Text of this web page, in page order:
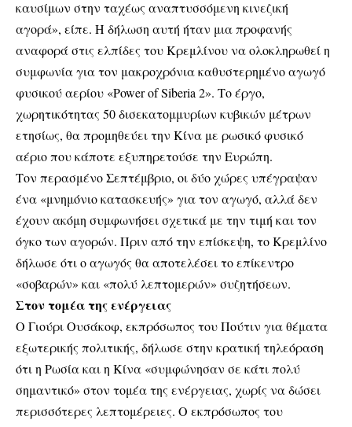
καυσίμων στην ταχέως αναπτυσσόμενη κινεζική
αγορά», είπε. Η δήλωση αυτή ήταν μια προφανής
αναφορά στις ελπίδες του Κρεμλίνου να ολοκληρωθεί η
συμφωνία για τον μακροχρόνια καθυστερημένο αγωγό
φυσικού αερίου «Power of Siberia 2». Το έργο,
χωρητικότητας 50 δισεκατομμυρίων κυβικών μέτρων
ετησίως, θα προμηθεύει την Κίνα με ρωσικό φυσικό
αέριο που κάποτε εξυπηρετούσε την Ευρώπη.
Τον περασμένο Σεπτέμβριο, οι δύο χώρες υπέγραψαν
ένα «μνημόνιο κατασκευής» για τον αγωγό, αλλά δεν
έχουν ακόμη συμφωνήσει σχετικά με την τιμή και τον
όγκο των αγορών. Πριν από την επίσκεψη, το Κρεμλίνο
δήλωσε ότι ο αγωγός θα αποτελέσει το επίκεντρο
«σοβαρών» και «πολύ λεπτομερών» συζητήσεων.
Στον τομέα της ενέργειας
Ο Γιούρι Ουσάκοφ, εκπρόσωπος του Πούτιν για θέματα
εξωτερικής πολιτικής, δήλωσε στην κρατική τηλεόραση
ότι η Ρωσία και η Κίνα «συμφώνησαν σε κάτι πολύ
σημαντικό» στον τομέα της ενέργειας, χωρίς να δώσει
περισσότερες λεπτομέρειες. Ο εκπρόσωπος του